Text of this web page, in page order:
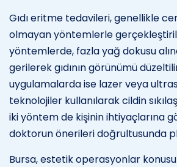
Gıdı eritme tedavileri, genellikle
olmayan yöntemlerle
yöntemlerde, fazla yağ dokusu
gerilerek gıdının görünümü
uygulamalarda ise lazer veya
teknolojiler kullanılarak cildin
iki yöntem de kişinin ihtiyaçlarına
doktorun önerileri doğrultusunda
Bursa, estetik operasyonlar